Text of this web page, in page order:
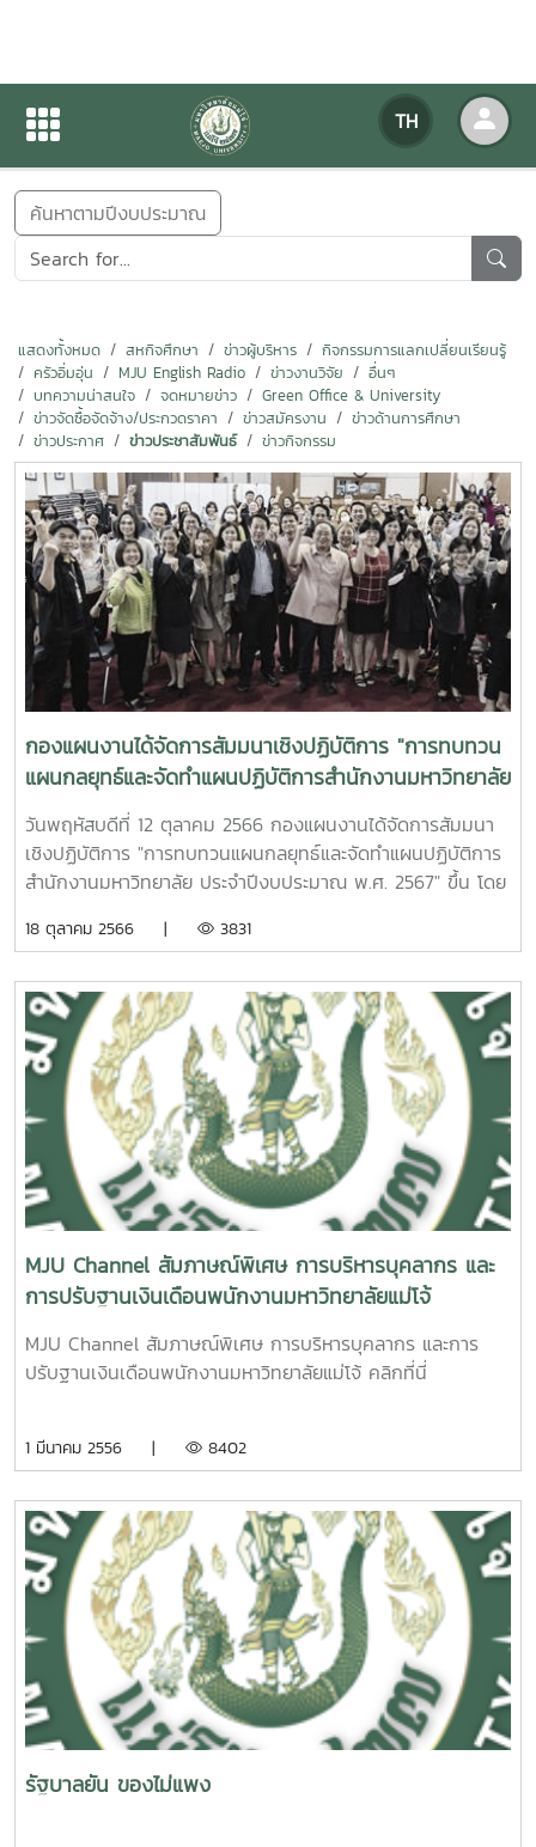
TH
ข่าวสารกิจกรรม
ค้นหาตามปีงบประมาณ
แสดงทั้งหมด สหกิจศึกษา ข่าวผู้บริหาร
กิจกรรมการแลกเปลี่ยนเรียนรู้
ครัวอิ่มอุ่น
MJU English Radio ข่าวงานวิจัย
อื่นๆ
บทความน่าสนใจ
จดหมายข่าว
Green Office & University
ข่าวจัดซื้อจัดจ้าง/ประกวดราคา
ข่าวสมัครงาน
ข่าวด้านการศึกษา
ข่าวประกาศ
ข่าวประชาสัมพันธ์ ข่าวกิจกรรม
กองแผนงานได้จัดการสัมมนาเชิงปฏิบัติการ "การทบทวน
แผนกลยุทธ์และจัดทำแผนปฏิบัติการสำนักงานมหาวิทยาลัย
ประจำปีงบประมาณ พ.ศ. 2567"
วันพฤหัสบดีที่ 12 ตุลาคม 2566 กองแผนงานได้จัดการสัมมนา
เชิงปฏิบัติการ "การทบทวนแผนกลยุทธ์และจัดทำแผนปฏิบัติการ
สำนักงานมหาวิทยาลัย ประจำปีงบประมาณ พ.ศ. 2567" ขึ้น โดย
โจ้ เป็นประธานในพิธีเปิดการสัมมนาและได้มอบนโยบายและ
มี คณะผู้บริหาร หัวหน้าส่วนงาน หัวหน้าหน่วยงาน เข้าร่วม
สัมมนา ณ ห้องข้าวหอมมะลิ อาคารเฉลิมพระเกียรติสมเด็จพระ
เทพฯ มหาวิทยาลัยแม่โจ้เครดิตภาพ: ฝ่ายสื่อสารองค์กร
มหาวิทยาลัยแม่โจ้
18 ตุลาคม 2566 | 3831
MJU Channel สัมภาษณ์พิเศษ การบริหารบุคลากร และ
การปรับฐานเงินเดือนพนักงานมหาวิทยาลัยแม่โจ้
MJU Channel สัมภาษณ์พิเศษ การบริหารบุคลากร และการ
ปรับฐานเงินเดือนพนักงานมหาวิทยาลัยแม่โจ้ คลิกที่นี่
1 มีนาคม 2556 | 8402
รัฐบาลยัน ของไม่แพง